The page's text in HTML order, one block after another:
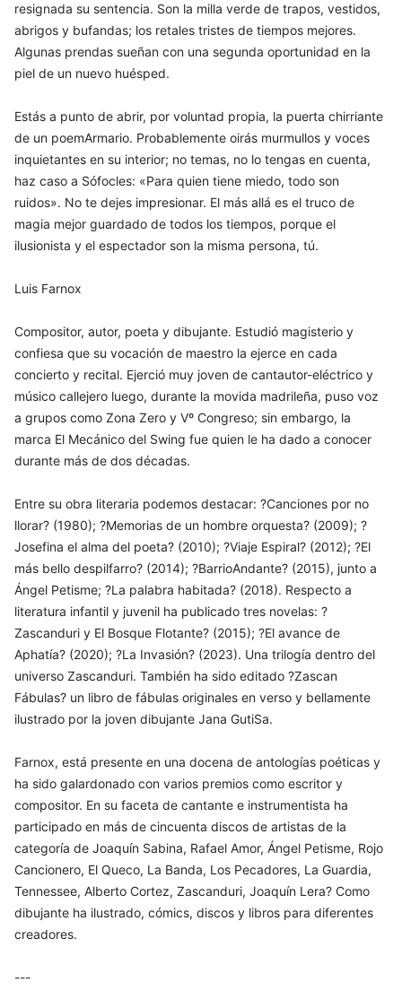
resignada su sentencia. Son la milla verde de trapos, vestidos,
abrigos y bufandas; los retales tristes de tiempos mejores.
Algunas prendas sueñan con una segunda oportunidad en la
piel de un nuevo huésped.
Estás a punto de abrir, por voluntad propia, la puerta chirriante
de un poemArmario. Probablemente oirás murmullos y voces
inquietantes en su interior; no temas, no lo tengas en cuenta,
haz caso a Sófocles: «Para quien tiene miedo, todo son
ruidos». No te dejes impresionar. El más allá es el truco de
magia mejor guardado de todos los tiempos, porque el
ilusionista y el espectador son la misma persona, tú.
Luis Farnox
Compositor, autor, poeta y dibujante. Estudió magisterio y
confiesa que su vocación de maestro la ejerce en cada
concierto y recital. Ejerció muy joven de cantautor-eléctrico y
músico callejero luego, durante la movida madrileña, puso voz
a grupos como Zona Zero y Vº Congreso; sin embargo, la
marca El Mecánico del Swing fue quien le ha dado a conocer
durante más de dos décadas.
Entre su obra literaria podemos destacar: ?Canciones por no
llorar? (1980); ?Memorias de un hombre orquesta? (2009); ?
Josefina el alma del poeta? (2010); ?Viaje Espiral? (2012); ?El
más bello despilfarro? (2014); ?BarrioAndante? (2015), junto a
Ángel Petisme; ?La palabra habitada? (2018). Respecto a
literatura infantil y juvenil ha publicado tres novelas: ?
Zascanduri y El Bosque Flotante? (2015); ?El avance de
Aphatía? (2020); ?La Invasión? (2023). Una trilogía dentro del
universo Zascanduri. También ha sido editado ?Zascan
Fábulas? un libro de fábulas originales en verso y bellamente
ilustrado por la joven dibujante Jana GutiSa.
Farnox, está presente en una docena de antologías poéticas y
ha sido galardonado con varios premios como escritor y
compositor. En su faceta de cantante e instrumentista ha
participado en más de cincuenta discos de artistas de la
categoría de Joaquín Sabina, Rafael Amor, Ángel Petisme, Rojo
Cancionero, El Queco, La Banda, Los Pecadores, La Guardia,
Tennessee, Alberto Cortez, Zascanduri, Joaquín Lera? Como
dibujante ha ilustrado, cómics, discos y libros para diferentes
creadores.
---